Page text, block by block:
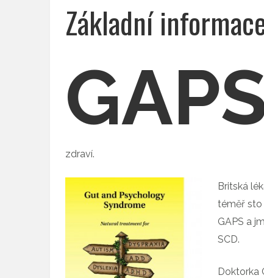
Základní
zdraví.
Britská
téměř sto
GAPS a
SCD.
Doktorka